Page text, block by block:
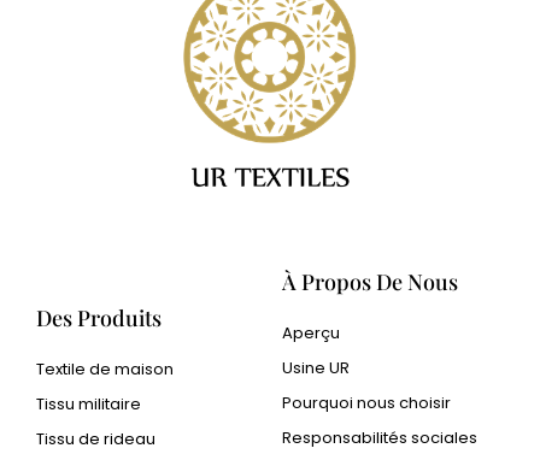
Des Produits
Textile de maison
Tissu militaire
Tissu de rideau
À Propos De Nous
Aperçu
Usine UR
Pourquoi nous choisir
Responsabilités sociales